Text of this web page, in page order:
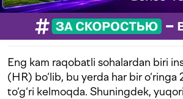
Eng kam raqobatli sohalardan biri
(HR) bo‘lib, bu yerda har bir o‘ringa
to‘g‘ri kelmoqda. Shuningdek,